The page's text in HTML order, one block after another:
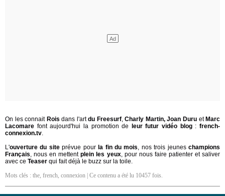
On les connait Rois dans l'artdu Freesurf,Charly Martin, Joan Duru etMarc
Lacomare font aujourd'hui la promotion de leur futur vidéo blog:french-
connexion.tv.
L'ouverture du siteprévue pour la fin du mois, nos trois jeuneschampions
Français, nous en mettentplein les yeux, pour nous faire patienter et saliver
avec ce Teaser qui fait déjà le buzz sur la toile.
Mots clés : the, french, connexion | Ce contenu a été lu 10457 fois.